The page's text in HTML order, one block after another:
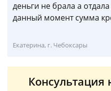
деньги не брала а
данный момент сумма
Екатерина, г. Чебоксары